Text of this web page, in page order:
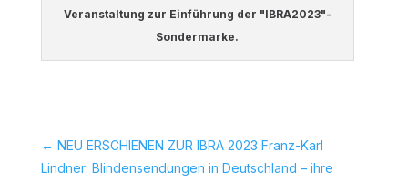
Veranstaltung zur Einführung der "IBRA2023"-
Sondermarke.
← NEU ERSCHIENEN ZUR IBRA 2023 Franz-Karl
Lindner: Blindensendungen in Deutschland – ihre